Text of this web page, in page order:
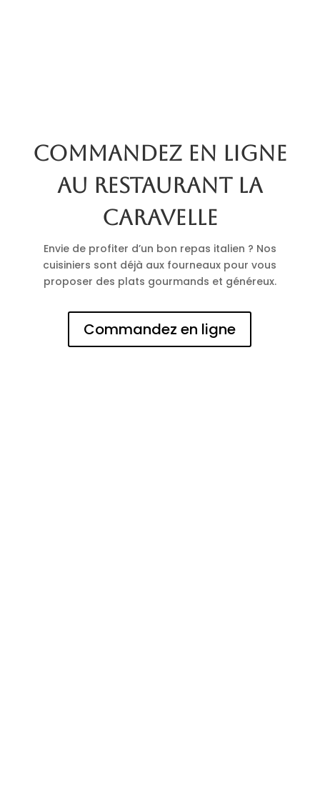
Commandez en ligne
au restaurant La
Caravelle
Envie de profiter d’un bon repas italien ? Nos
cuisiniers sont déjà aux fourneaux pour vous
proposer des plats gourmands et généreux.
Commandez en ligne